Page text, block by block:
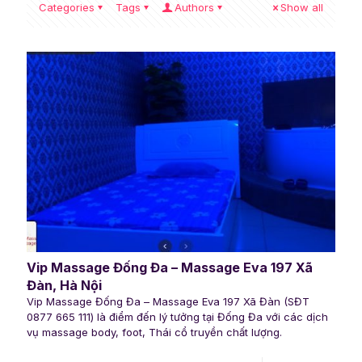
Categories Tags Authors Show all
Vip Massage Đống Đa – Massage Eva 197 Xã
Đàn, Hà Nội
Vip Massage Đống Đa – Massage Eva 197 Xã Đàn (SĐT
0877 665 111) là điểm đến lý tưởng tại Đống Đa với các dịch
vụ massage body, foot, Thái cổ truyền chất lượng.